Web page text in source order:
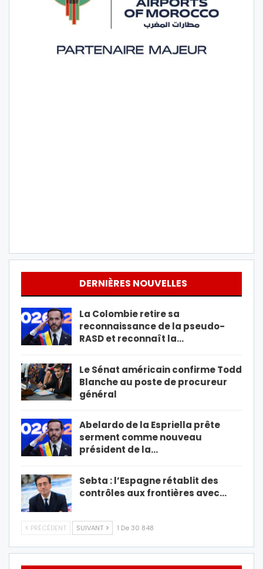
DERNIÈRES NOUVELLES
La Colombie retire sa
reconnaissance de la pseudo-
RASD et reconnaît la…
Le Sénat américain confirme Todd
Blanche au poste de procureur
général
Abelardo de la Espriella prête
serment comme nouveau
président de la…
Sebta : l’Espagne rétablit des
contrôles aux frontières avec…
PRÉCÉDENT SUIVANT 1 De 30 848